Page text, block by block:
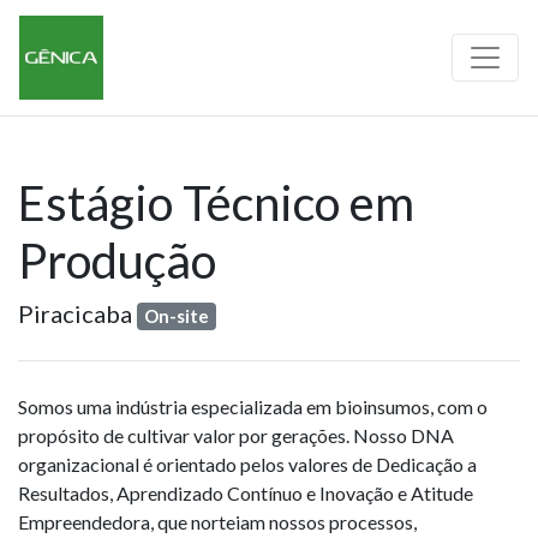
Estágio Técnico em
Produção
Piracicaba On-site
Somos uma indústria especializada em bioinsumos, com o
propósito de cultivar valor por gerações. Nosso DNA
organizacional é orientado pelos valores de Dedicação a
Resultados, Aprendizado Contínuo e Inovação e Atitude
Empreendedora, que norteiam nossos processos,